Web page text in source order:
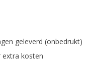
geleverd (onbedrukt)
extra kosten